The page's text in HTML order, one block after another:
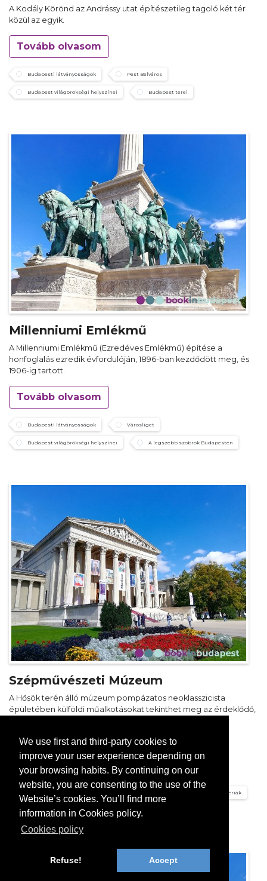
We use first and third-party cookies to
improve your user experience depending on
your browsing habits. By continuing on our
website, you are consenting to the use of the
Website’s cookies. You’ll find more
information in Cookies policy.
Cookies policy
Refuse! Accept
A Kodály Körönd az Andrássy utat építészetileg tagoló két tér
közül az egyik.
Tovább olvasom
Budapesti látványosságok Pest Belváros
Budapest világörökségi helyszínei Budapest terei
Millenniumi Emlékmű
A Millenniumi Emlékmű (Ezredéves Emlékmű) építése a
honfoglalás ezredik évfordulóján, 1896-ban kezdődött meg, és
1906-ig tartott.
Tovább olvasom
Budapesti látványosságok Városliget
Budapest világörökségi helyszínei A legszebb szobrok Budapesten
Szépművészeti Múzeum
A Hősök terén álló múzeum pompázatos neoklasszicista
épületében külföldi műalkotásokat tekinthet meg az érdeklődő,
Tovább olvasom
Budapesti látványosságok Városliget
Budapesti múzeumok, galériák
Budapest világörökségi helyszínei